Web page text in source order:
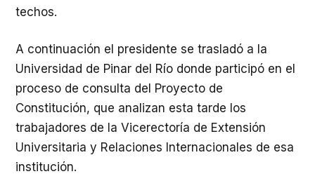
techos.
A continuación el presidente se trasladó a la
Universidad de Pinar del Río donde participó en el
proceso de consulta del Proyecto de
Constitución, que analizan esta tarde los
trabajadores de la Vicerectoría de Extensión
Universitaria y Relaciones Internacionales de esa
institución.